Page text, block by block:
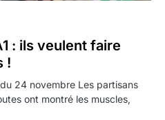
: ils veulent faire
!
24 novembre Les partisans
ont montré les muscles,